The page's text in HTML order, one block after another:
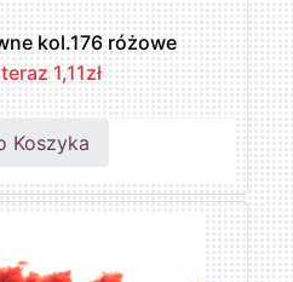
kol.176 różowe
teraz 1,11zł
Koszyka